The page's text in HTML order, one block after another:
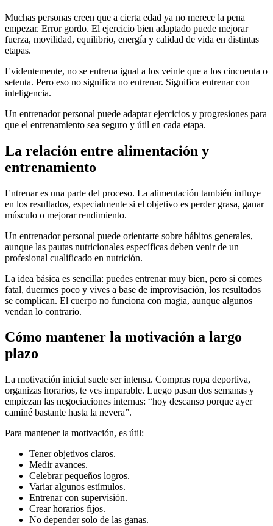
Muchas personas creen que a cierta edad ya no merece la pena
empezar. Error gordo. El ejercicio bien adaptado puede mejorar
fuerza, movilidad, equilibrio, energía y calidad de vida en distintas
etapas.
Evidentemente, no se entrena igual a los veinte que a los cincuenta o
setenta. Pero eso no significa no entrenar. Significa entrenar con
inteligencia.
Un entrenador personal puede adaptar ejercicios y progresiones para
que el entrenamiento sea seguro y útil en cada etapa.
La relación entre alimentación y
entrenamiento
Entrenar es una parte del proceso. La alimentación también influye
en los resultados, especialmente si el objetivo es perder grasa, ganar
músculo o mejorar rendimiento.
Un entrenador personal puede orientarte sobre hábitos generales,
aunque las pautas nutricionales específicas deben venir de un
profesional cualificado en nutrición.
La idea básica es sencilla: puedes entrenar muy bien, pero si comes
fatal, duermes poco y vives a base de improvisación, los resultados
se complican. El cuerpo no funciona con magia, aunque algunos
vendan lo contrario.
Cómo mantener la motivación a largo
plazo
La motivación inicial suele ser intensa. Compras ropa deportiva,
organizas horarios, te ves imparable. Luego pasan dos semanas y
empiezan las negociaciones internas: “hoy descanso porque ayer
caminé bastante hasta la nevera”.
Para mantener la motivación, es útil:
Tener objetivos claros.
Medir avances.
Celebrar pequeños logros.
Variar algunos estímulos.
Entrenar con supervisión.
Crear horarios fijos.
No depender solo de las ganas.